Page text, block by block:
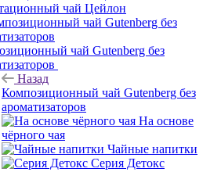
чай Цейлон
чай Gutenberg без
Назад
Композиционный чай Gutenberg без
ароматизаторов
На основе
чёрного чая
Чайные напитки
Серия Детокс